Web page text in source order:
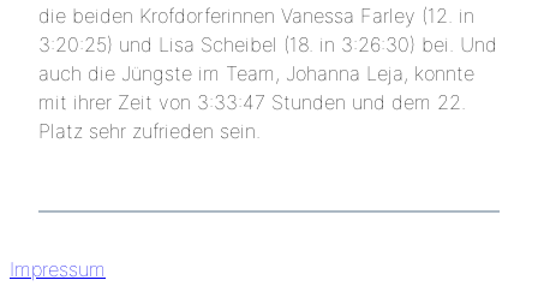
die beiden Krofdorferinnen Vanessa Farley (12. in
3:20:25) und Lisa Scheibel (18. in 3:26:30) bei. Und
auch die Jüngste im Team, Johanna Leja, konnte
mit ihrer Zeit von 3:33:47 Stunden und dem 22.
Platz sehr zufrieden sein.
Impressum